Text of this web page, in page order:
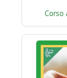
Corso